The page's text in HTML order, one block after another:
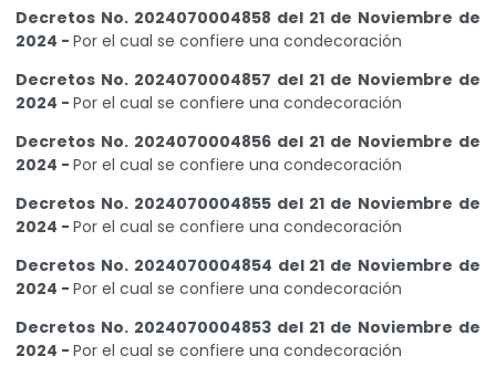
Decretos No. 2024070004858 del 21 de Noviembre de
2024 - Por el cual se confiere una condecoración
Decretos No. 2024070004857 del 21 de Noviembre de
2024 - Por el cual se confiere una condecoración
Decretos No. 2024070004856 del 21 de Noviembre de
2024 - Por el cual se confiere una condecoración
Decretos No. 2024070004855 del 21 de Noviembre de
2024 - Por el cual se confiere una condecoración
Decretos No. 2024070004854 del 21 de Noviembre de
2024 - Por el cual se confiere una condecoración
Decretos No. 2024070004853 del 21 de Noviembre de
2024 - Por el cual se confiere una condecoración